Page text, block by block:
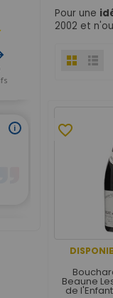
Pour une
2002 et
favorite_border
Beaune
de